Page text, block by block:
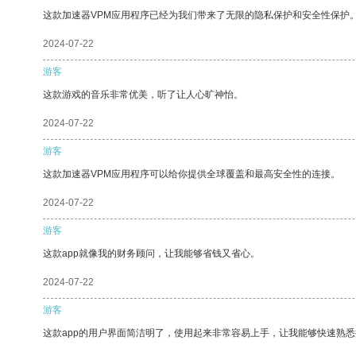
这款加速器VPM应用程序已经为我们带来了无限的隐私保护和安全性保护。
2024-07-22
游客
这款游戏的音乐非常优美，听了让人心旷神怡。
2024-07-22
游客
这款加速器VPM应用程序可以给你提供全球覆盖和最高安全性的连接。
2024-07-22
游客
这款app就像我的财务顾问，让我能够省钱又省心。
2024-07-22
游客
这款app的用户界面简洁明了，使用起来非常容易上手，让我能够快速熟悉